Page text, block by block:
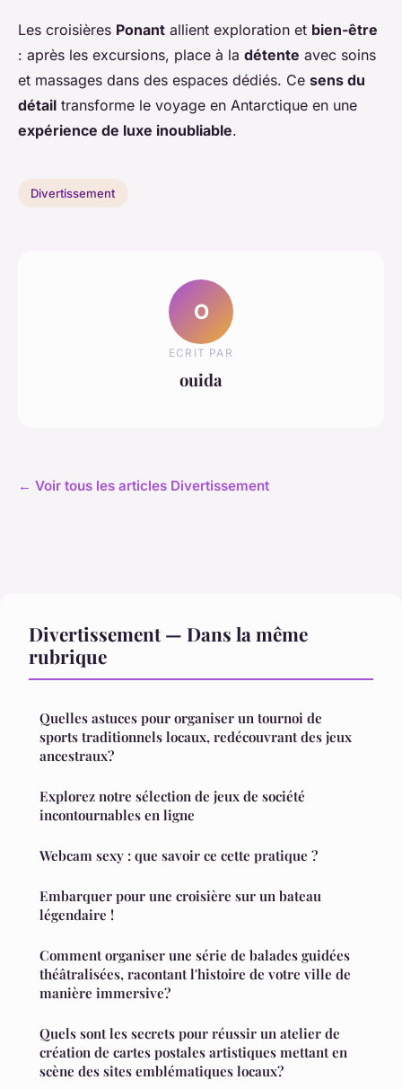
Les croisières Ponant allient exploration et bien-être
: après les excursions, place à la détente avec soins
et massages dans des espaces dédiés. Ce sens du
détail transforme le voyage en Antarctique en une
expérience de luxe inoubliable.
Divertissement
O
ECRIT PAR
ouida
← Voir tous les articles Divertissement
Divertissement — Dans la même
rubrique
Quelles astuces pour organiser un tournoi de
sports traditionnels locaux, redécouvrant des jeux
ancestraux?
Explorez notre sélection de jeux de société
incontournables en ligne
Webcam sexy : que savoir ce cette pratique ?
Embarquer pour une croisière sur un bateau
légendaire !
Comment organiser une série de balades guidées
théâtralisées, racontant l'histoire de votre ville de
manière immersive?
Quels sont les secrets pour réussir un atelier de
création de cartes postales artistiques mettant en
scène des sites emblématiques locaux?